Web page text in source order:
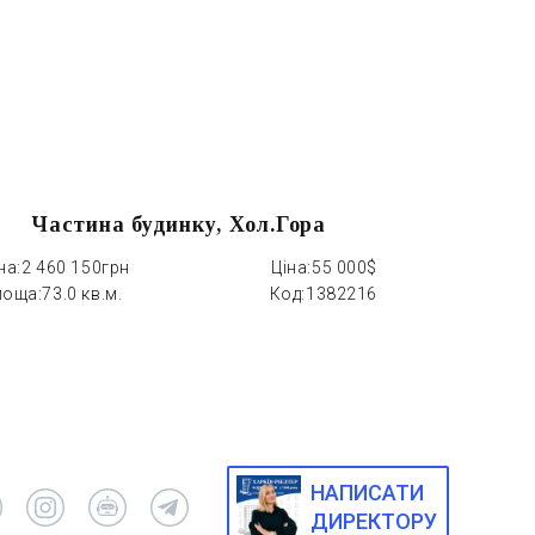
Частина будинку, Хол.Гора
2 460 150грн Ціна:55 000$
73.0 кв.м. Код:1382216
НАПИСАТИ
ДИРЕКТОРУ